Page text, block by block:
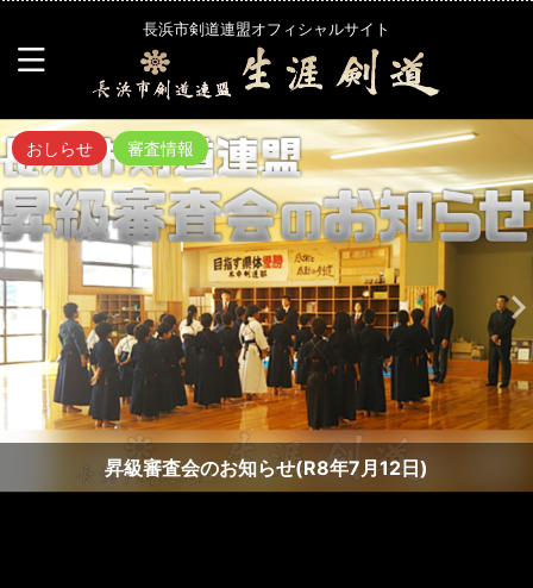
長浜市剣道連盟オフィシャルサイト
おしらせ 審査情報
昇級審査会のお知らせ(R8年7月12日)